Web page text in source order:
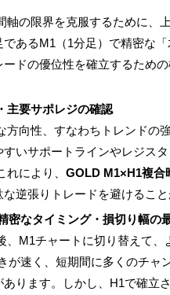
の限界を克服するために、
あるM1（1分足）で精密な
ドの優位性を確立するための
主要サポレジの確認
方向性、すなわちトレンドの
いサポートラインやレジス
により、 GOLD M1×H1複合
逆張りトレードを避けること
密なタイミング・損切り幅の
、M1チャートに切り替えて、
が速く、短期間に多くのチャ
ります。しかし、H1で確立